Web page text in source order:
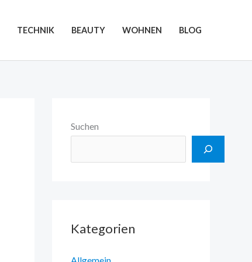
TECHNIK BEAUTY WOHNEN BLOG
Suchen
Kategorien